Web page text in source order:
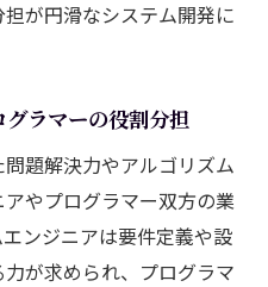
が円滑なシステム開発に
ラマーの役割分担
題解決力やアルゴリズム
やプログラマー双方の業
ンジニアは要件定義や設
が求められ、プログラマ